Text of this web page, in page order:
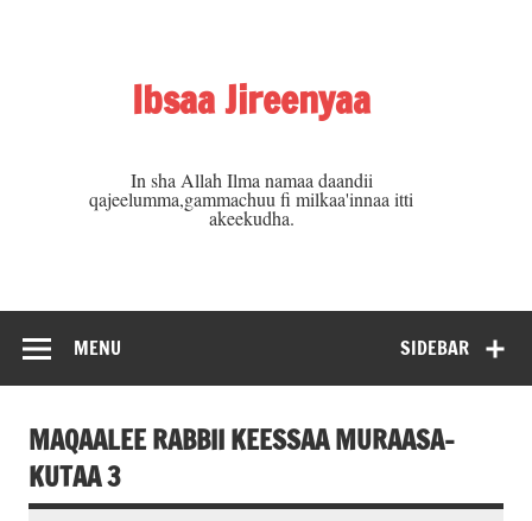
Ibsaa Jireenyaa
In sha Allah Ilma namaa daandii
qajeelumma,gammachuu fi milkaa'innaa itti
akeekudha.
SIDEBAR
MENU
MAQAALEE RABBII KEESSAA MURAASA-
KUTAA 3